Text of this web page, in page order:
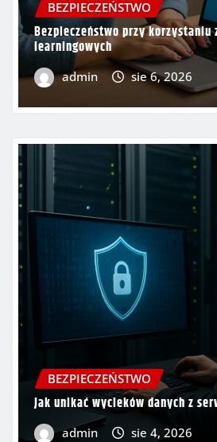
BEZPIECZEŃSTWO
Bezpieczeństwo przy
learningowych
admin sie 6, 2026
BEZPIECZEŃSTWO
Jak unikać wycieków danych z
admin sie 4, 2026